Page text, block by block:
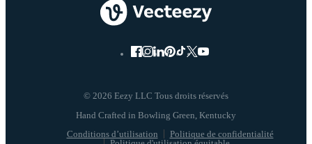
© 2026 Eezy LLC Tous droits réservés
Conditions d’utilisation
Politique de confidentialité